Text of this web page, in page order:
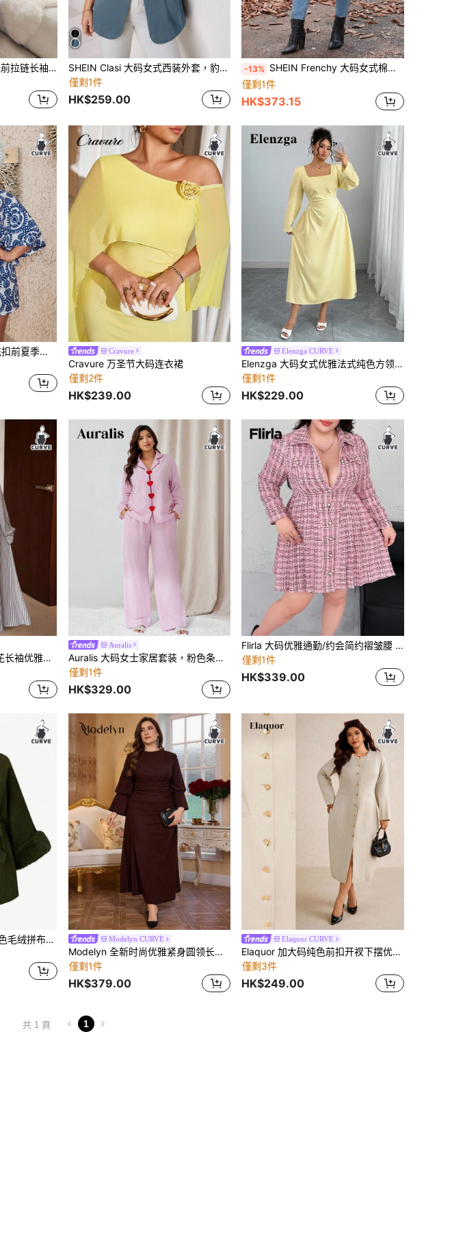
SHEIN EZwear 大码纯色前拉链长袖口袋简约休闲连帽棉服外套，秋冬
SHEIN Clasi 大码女式西装外套，豹纹撞色袖口，优雅适合秋冬季日常、商务和通勤穿着
僅剩1件
HK$259.00
-13% SHEIN Frenchy 大码女式棉质长款拉链领长袖口袋休闲夹克，冬季保暖
僅剩1件
HK$373.15
SHEIN VCAY 大尺寸印花扣前夏季連身褲,腰帶收腰設計
Cravure
Cravure 万圣节大码连衣裙
僅剩2件
HK$239.00
Elenzga CURVE
Elenzga 大码女式优雅法式纯色方领收腰长袖中长连衣裙，适合办公室、通勤、休闲、度假、下午茶、派对
僅剩1件
HK$229.00
Maweii 大码女式条纹印花长袖优雅连衣裙
Auralis
Auralis 大码女士家居套装，粉色条纹套装，心形套装，休闲女士套装，宽松套装，女士家居服，可爱女士套装，秋季家居服
僅剩1件
HK$329.00
Flirla 大码优雅通勤/约会简约褶皱腰 A 字短裙采用特殊面料
僅剩1件
HK$339.00
SHEIN Clasi 大码休闲纯色毛绒拼布夹克，秋冬
Modelyn CURVE
Modelyn 全新时尚优雅紧身圆领长袖连衣裙
僅剩1件
HK$379.00
Elaquor CURVE
Elaquor 加大码纯色前扣开衩下摆优雅长袖连衣裙 女士奶油色连衣裙 加大码米色连衣裙 女士中性色连衣裙 女士教堂连衣裙 女士米色连衣裙
僅剩3件
HK$249.00
共 1 頁 1